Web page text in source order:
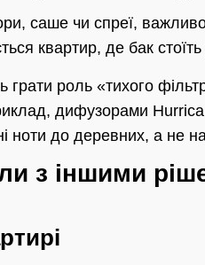
саше чи спреї,
квартир, де бак стоїть
роль «тихого
дифузорами
ноти до деревних, а не
з іншими